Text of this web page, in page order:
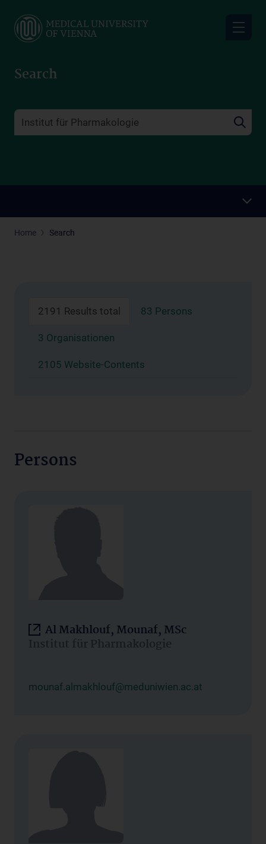
main
Search
Home Search
2191 Results total 83 Persons
3 Organisationen
2105 Website-Contents
Persons
Al Makhlouf, Mounaf, MSc
Institut für Pharmakologie
mounaf.almakhlouf@meduniwien.ac.at